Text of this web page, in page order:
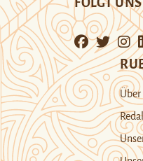
FOLGT UNS
Über